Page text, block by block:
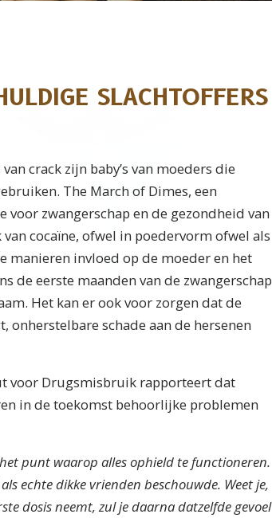
SLACHTOFFERS
crack zijn baby’s van moeders die
The March of Dimes, een
zwangerschap en de gezondheid van
cocaïne, ofwel in poedervorm ofwel als
manieren invloed op de moeder en het
de eerste maanden van de zwangerschap
Het kan er ook voor zorgen dat de
onherstelbare schade aan de hersenen
voor Drugsmisbruik rapporteert dat
in de toekomst behoorlijke problemen
punt waarop alles ophield te functioneren.
echte dikke vrienden beschouwde. Weet je,
dosis neemt, zul je daarna datzelfde gevoel